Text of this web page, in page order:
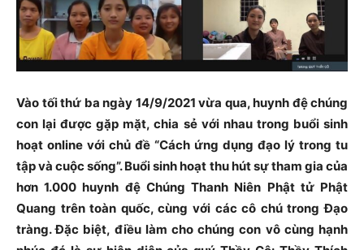
Vào tối thứ ba ngày 14/9/2021 vừa qua, huynh đệ chúng
con lại được gặp mặt, chia sẻ với nhau trong buổi sinh
hoạt online với chủ đề “Cách ứng dụng đạo lý trong tu
tập và cuộc sống”. Buổi sinh hoạt thu hút sự tham gia của
hơn 1.000 huynh đệ Chúng Thanh Niên Phật tử Phật
Quang trên toàn quốc, cùng với các cô chú trong Đạo
tràng. Đặc biệt, điều làm cho chúng con vô cùng hạnh